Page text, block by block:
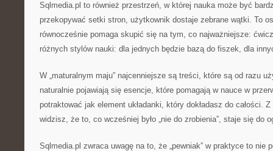
Sqlmedia.pl to również przestrzeń, w której nauka może być
przekopywać setki stron, użytkownik dostaje zebrane wątki. To
równocześnie pomaga skupić się na tym, co najważniejsze:
różnych stylów nauki: dla jednych będzie bazą do fiszek, dla
W „maturalnym maju” najcenniejsze są treści, które są od razu
naturalnie pojawiają się esencje, które pomagają w nauce w
potraktować jak element układanki, który dokładasz do całości.
widzisz, że to, co wcześniej było „nie do zrobienia”, staje się do
Sqlmedia.pl zwraca uwagę na to, że „pewniak” w praktyce to nie